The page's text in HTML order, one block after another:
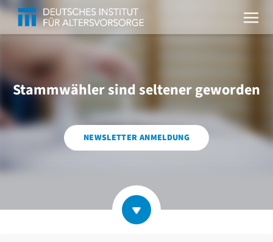
Stammwähler sind seltener geworden
NEWSLETTER ANMELDUNG